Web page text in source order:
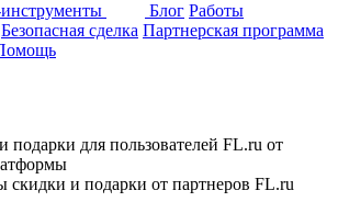
Блог Работы
Безопасная сделка Партнерская программа
подарки для пользователей FL.ru от
скидки и подарки от партнеров FL.ru